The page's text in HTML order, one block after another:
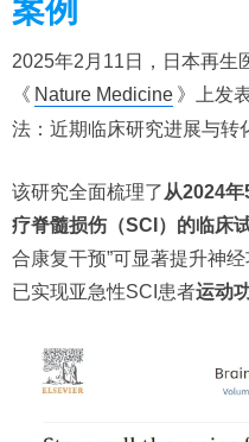
案例
2025年2月11日，日本再生
《 Nature Medicine 》上发
法：近期临床研究进展与转
该研究全面梳理了 从2024
疗脊髓损伤（SCI）的临床
合康复干预”可显著提升神
已实现亚急性SCI患者运动